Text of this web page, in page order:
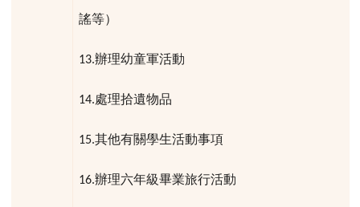
謠等）
13.辦理幼童軍活動
14.處理拾遺物品
15.其他有關學生活動事項
16.辦理六年級畢業旅行活動